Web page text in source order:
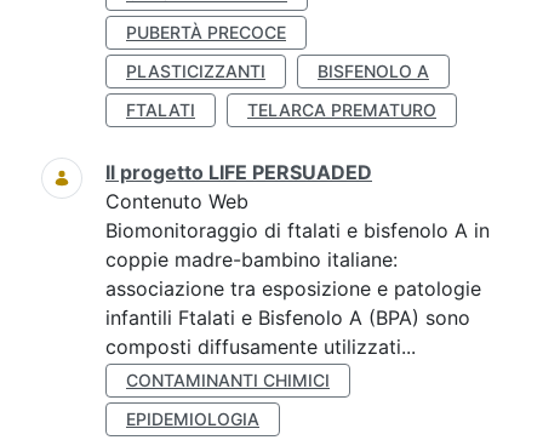
PUBERTÀ PRECOCE
PLASTICIZZANTI
BISFENOLO A
FTALATI
TELARCA PREMATURO
Il progetto LIFE PERSUADED
Contenuto Web
Biomonitoraggio di ftalati e bisfenolo A in
coppie madre-bambino italiane:
associazione tra esposizione e patologie
infantili Ftalati e Bisfenolo A (BPA) sono
composti diffusamente utilizzati...
CONTAMINANTI CHIMICI
EPIDEMIOLOGIA